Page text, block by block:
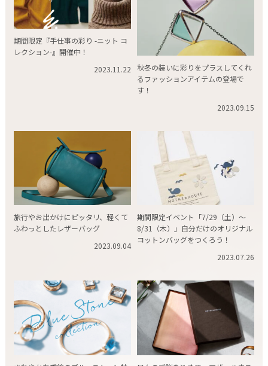
期間限定『手仕事の彩り -ニット コ
レクション-』開催中！
2023.11.22
秋冬の装いに彩りをプラスしてくれ
るファッションアイテムの登場で
す！
2023.09.15
旅行やお出かけにピッタリ、軽くて
ふわっとしたレザーバッグ
2023.09.04
期間限定イベント「7/29（土）～
8/31（木）」自分だけのオリジナル
コットンバッグをつくろう！
2023.07.26